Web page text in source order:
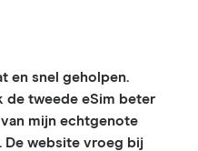
en snel geholpen.
de tweede eSim beter
mijn echtgenote
De website vroeg bij